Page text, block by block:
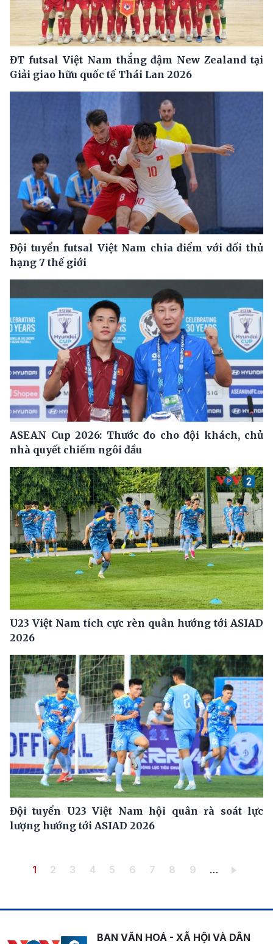
ĐT futsal Việt Nam thắng đậm New Zealand tại
Giải giao hữu quốc tế Thái Lan 2026
Đội tuyển futsal Việt Nam chia điểm với đối thủ
hạng 7 thế giới
ASEAN Cup 2026: Thước đo cho đội khách, chủ
nhà quyết chiếm ngôi đầu
U23 Việt Nam tích cực rèn quân hướng tới ASIAD
2026
Đội tuyển U23 Việt Nam hội quân rà soát lực
lượng hướng tới ASIAD 2026
Pagination
Trang hiện thời
1 Trang
2 Trang
3 Trang
4 Trang
5 Trang
6 Trang
7 Trang
8 Trang
9 …
BAN VĂN HOÁ - XÃ HỘI VÀ DÂN